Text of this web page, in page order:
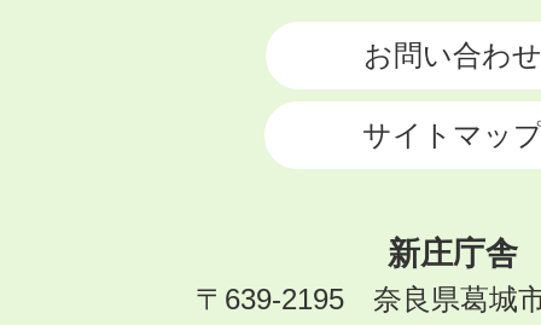
お問い合わせ
サイトマッ
新庄庁舎
〒639-2195 奈良県葛城